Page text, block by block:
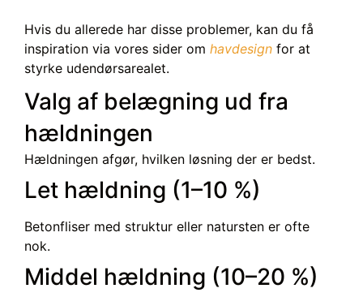
Hvis du allerede har disse problemer, kan du få
inspiration via vores sider om havdesign for at
styrke udendørsarealet.
Valg af belægning ud fra
hældningen
Hældningen afgør, hvilken løsning der er bedst.
Let hældning (1–10 %)
Betonfliser med struktur eller natursten er ofte
nok.
Middel hældning (10–20 %)